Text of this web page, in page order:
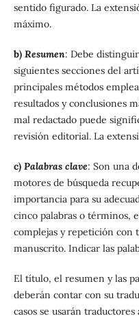
sentido figurado. La
máximo.
b)Resumen: Debe
siguientes secciones del
principales métodos
resultados y conclusiones
mal redactado puede
revisión editorial. La
c) Palabras clave: Son una
motores de búsqueda
importancia para su
cinco palabras o términos,
complejas y repetición con
manuscrito. Indicar las
El título, el resumen y las
deberán contar con su
casos se usarán